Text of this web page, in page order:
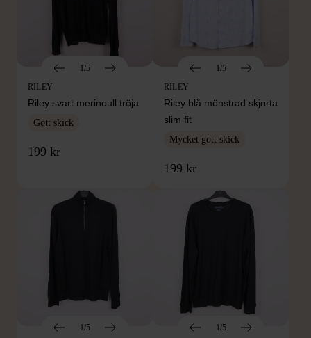
1/5
RILEY
Riley svart merinoull tröja
Gott skick
199 kr
1/5
RILEY
Riley blå mönstrad skjorta
slim fit
Mycket gott skick
199 kr
1/5
1/5